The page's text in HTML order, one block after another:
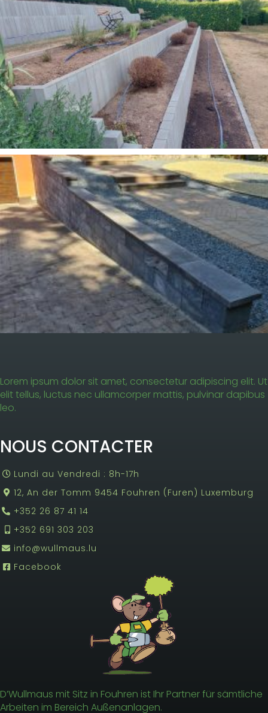
Lorem ipsum dolor sit amet, consectetur adipiscing elit. Ut
elit tellus, luctus nec ullamcorper mattis, pulvinar dapibus
leo.
NOUS CONTACTER
Lundi au Vendredi : 8h-17h
12, An der Tomm 9454 Fouhren (Furen) Luxemburg
+352 26 87 41 14
+352 691 303 203
info@wullmaus.lu
Facebook
D’Wullmaus mit Sitz in Fouhren ist Ihr Partner für sämtliche
Arbeiten im Bereich Außenanlagen.